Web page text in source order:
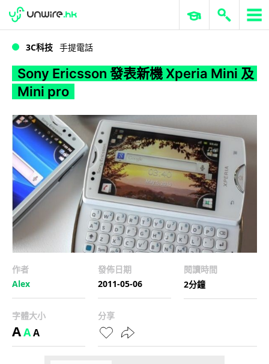
WWDC 2026 ERP 與商業 AI
3C科技 手提電話
Sony Ericsson 發表新機 Xperia Mini 及
Mini pro
作者
Alex
發佈日期
2011-05-06
閱讀時間
2分鐘
字體大小
AAA
分享